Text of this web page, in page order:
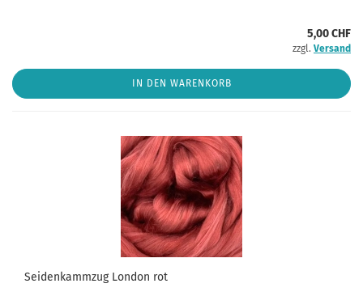
5,00 CHF
zzgl. Versand
IN DEN WARENKORB
Seidenkammzug London rot